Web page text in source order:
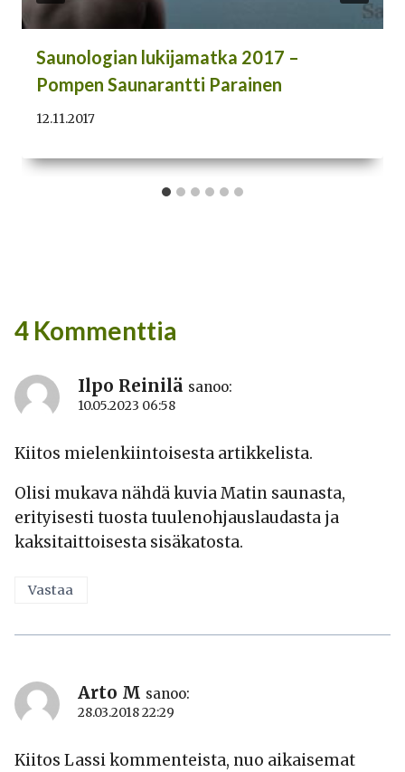
Saunologian lukijamatka 2017 –
Pompen Saunarantti Parainen
12.11.2017
4 Kommenttia
Ilpo Reinilä sanoo:
10.05.2023 06:58
Kiitos mielenkiintoisesta artikkelista.
Olisi mukava nähdä kuvia Matin saunasta,
erityisesti tuosta tuulenohjauslaudasta ja
kaksitaittoisesta sisäkatosta.
Vastaa
Arto M sanoo:
28.03.2018 22:29
Kiitos Lassi kommenteista, nuo aikaisemat